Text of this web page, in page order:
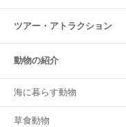
ツアー・ アトラクション
動物の紹介
海に暮らす動物
草食動物